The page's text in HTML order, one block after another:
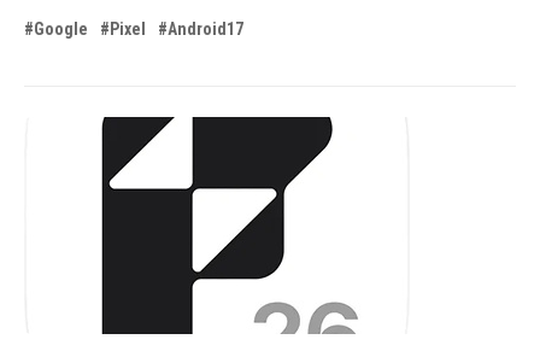
#Google #Pixel #Android17